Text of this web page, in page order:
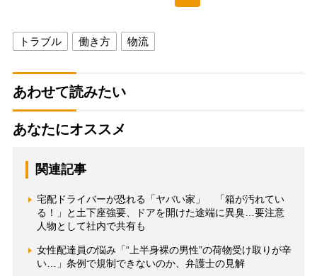
トラブル 働き方 物流
あわせて読みたい
あなたにオススメ
関連記事
宅配ドライバーが恐れる「ヤバい家」 「箱が汚れてい
る！」と土下座強要、ドアを開けた途端に異臭…要注意
人物として社内で共有も
女性配達員の悩み「“上半身裸の男性”の荷物受け取りが辛
い…」条例で規制できないのか、弁護士の見解